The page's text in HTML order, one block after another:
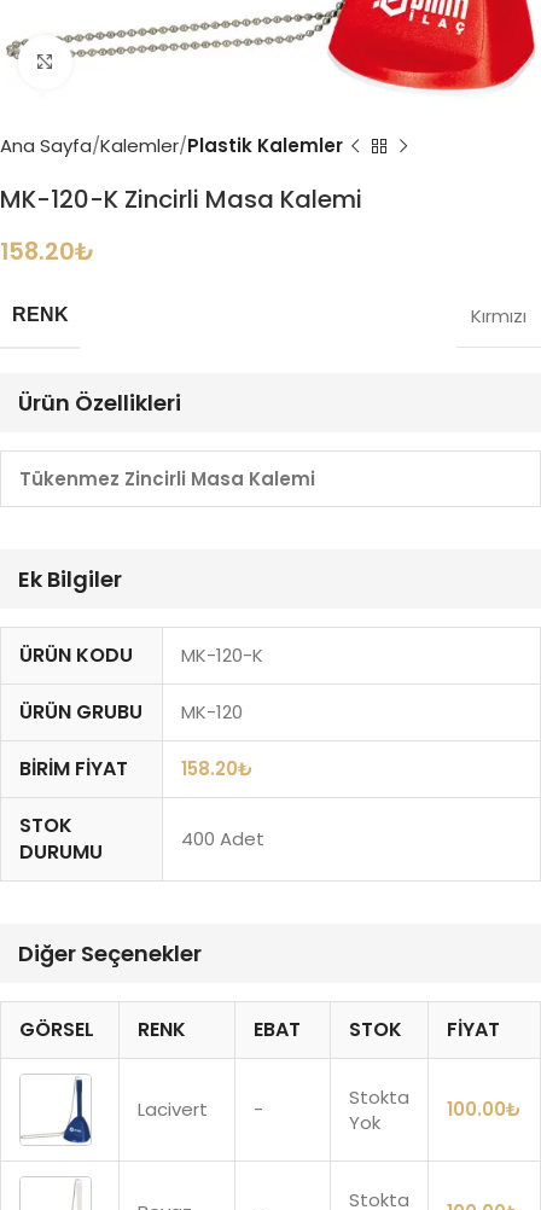
Büyütmek için tıklayın
Ana Sayfa Kalemler Plastik Kalemler
MK-120-K Zincirli Masa Kalemi
158.20₺
RENK Kırmızı
Ürün Özellikleri
Tükenmez Zincirli Masa Kalemi
Ek Bilgiler
ÜRÜN KODU MK-120-K
ÜRÜN GRUBU MK-120
BIRIM FIYAT 158.20₺
STOK
DURUMU
400 Adet
Diğer Seçenekler
GÖRSEL RENK EBAT STOK FIYAT
Lacivert -
Stokta
Yok
100.00₺
Stokta